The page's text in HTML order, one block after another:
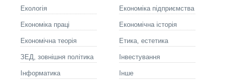
Екологія Економіка підприємства
Економіка праці Економічна історія
Економічна теорія Етика, естетика
ЗЕД, зовнішня політика Інвестування
Інформатика Інше